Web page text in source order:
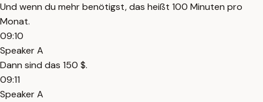
Und wenn du mehr benötigst, das heißt 100 Minuten pro
Monat.
09:10
Speaker A
Dann sind das 150 $.
09:11
Speaker A